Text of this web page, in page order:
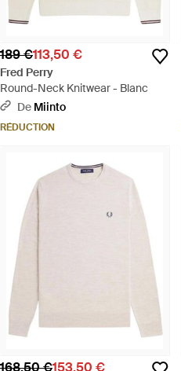
189 €113,50 €
Fred Perry
Round-Neck Knitwear - Blanc
De Miinto
RÉDUCTION
168,50 €153,50 €